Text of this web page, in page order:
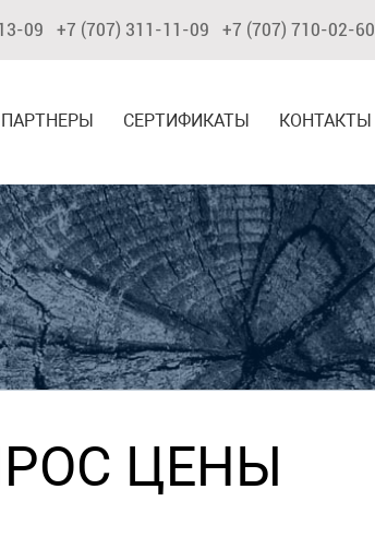
09 +7 (707) 311-11-09 +7 (707) 710-02-60
ПАРТНЕРЫ СЕРТИФИКАТЫ КОНТАКТЫ
ЦЕНЫ